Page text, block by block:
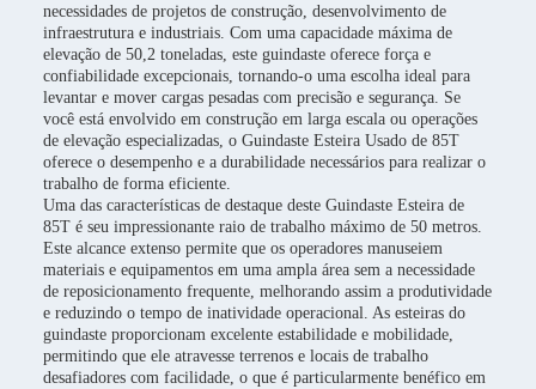
necessidades de projetos de construção, desenvolvimento de
infraestrutura e industriais. Com uma capacidade máxima de
elevação de 50,2 toneladas, este guindaste oferece força e
confiabilidade excepcionais, tornando-o uma escolha ideal para
levantar e mover cargas pesadas com precisão e segurança. Se
você está envolvido em construção em larga escala ou operações
de elevação especializadas, o Guindaste Esteira Usado de 85T
oferece o desempenho e a durabilidade necessários para realizar o
trabalho de forma eficiente.
Uma das características de destaque deste Guindaste Esteira de
85T é seu impressionante raio de trabalho máximo de 50 metros.
Este alcance extenso permite que os operadores manuseiem
materiais e equipamentos em uma ampla área sem a necessidade
de reposicionamento frequente, melhorando assim a produtividade
e reduzindo o tempo de inatividade operacional. As esteiras do
guindaste proporcionam excelente estabilidade e mobilidade,
permitindo que ele atravesse terrenos e locais de trabalho
desafiadores com facilidade, o que é particularmente benéfico em